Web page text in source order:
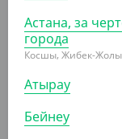
ПОХОЖИЕ
Астана, за
города
Косшы, Жибек-Жолы
Атырау
Бейнеу